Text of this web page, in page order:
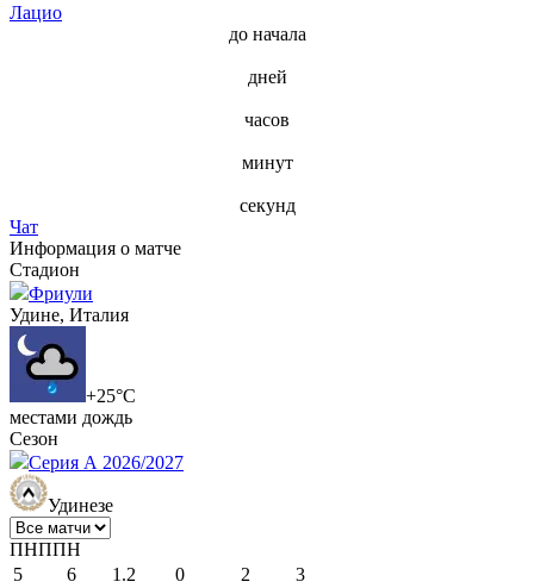
Лацио
до начала
дней
часов
минут
секунд
Чат
Информация о матче
Стадион
Фриули
Удине, Италия
+25°C
местами дождь
Сезон
Серия А 2026/2027
Удинезе
ПНППН
5
6 1.2 0 2
3